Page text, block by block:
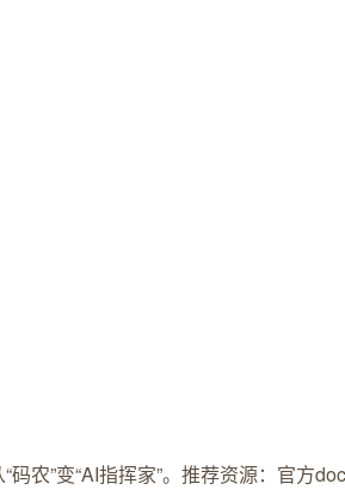
农”变“AI指挥家”。推荐资源：官方